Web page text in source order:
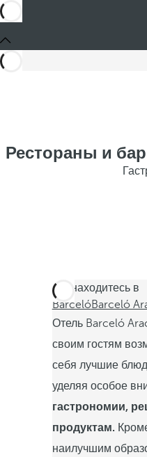
Рестораны и
Вы находитесь в
BarcelóBarceló
Отель Barceló
своим гостям
себя лучшие
уделяя особое
гастрономии,
продуктам.
наилучшим